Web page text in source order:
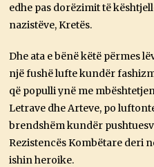
edhe pas dorëzimit të
nazistëve, Kretës.
Dhe ata e bënë këtë përmes
një fushë lufte kundër
që populli ynë me
Letrave dhe Arteve, po
brendshëm kundër
Rezistencës Kombëtare deri
ishin heroike.